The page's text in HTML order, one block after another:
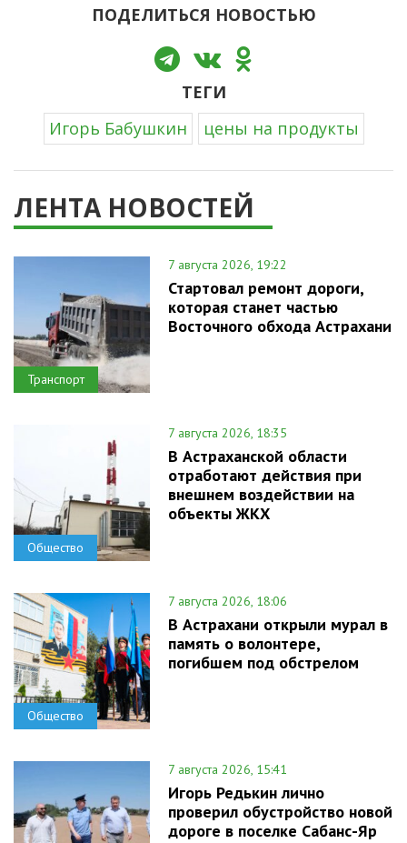
ПОДЕЛИТЬСЯ НОВОСТЬЮ
ТЕГИ
Игорь Бабушкин
цены на продукты
ЛЕНТА НОВОСТЕЙ
Транспорт
7 августа 2026, 19:22
Стартовал ремонт дороги,
которая станет частью
Восточного обхода Астрахани
Общество
7 августа 2026, 18:35
В Астраханской области
отработают действия при
внешнем воздействии на
объекты ЖКХ
Общество
7 августа 2026, 18:06
В Астрахани открыли мурал в
память о волонтере,
погибшем под обстрелом
7 августа 2026, 15:41
Игорь Редькин лично
проверил обустройство новой
дороге в поселке Сабанс-Яр